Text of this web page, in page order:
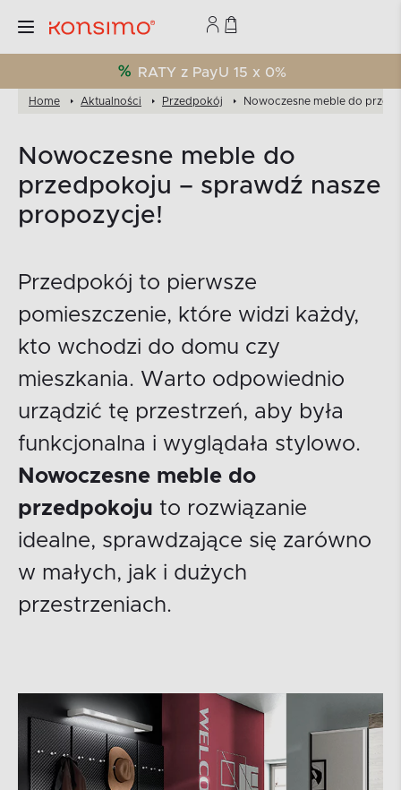
RATY z PayU 15 x 0%
Home Aktualności Przedpokój Nowoczesne meble do
Nowoczesne meble do
przedpokoju – sprawdź nasze
propozycje!
Przedpokój to pierwsze
pomieszczenie, które widzi każdy,
kto wchodzi do domu czy
mieszkania. Warto odpowiednio
urządzić tę przestrzeń, aby była
funkcjonalna i wyglądała stylowo.
Nowoczesne meble do
przedpokoju to rozwiązanie
idealne, sprawdzające się zarówno
w małych, jak i dużych
przestrzeniach.